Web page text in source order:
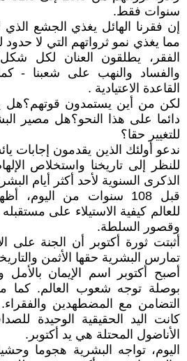
سنوات فقط.
إن فقرنا الهائل يغذي الجشع الذي
مما يغذي نمو ثرواتهم التي لا حدود
الفقر، يطلقون العنان لكل
والفساد والنهب على شعبنا -
القاعدة الاعتيادية .
لكن من أين يستمدون قوتهم؟ هل
دائما على هذا النحو؟ هل مصير
للتغيير حقا؟
ندعو أولئك الذين يقدمون إجابات
للنظر إلى تاريخنا واستخلاص
الذكرى السنوية لأحد أكثر أيام
قبل 108 سنوات من اليوم،
للعالم كيفية الاستيلاء على
وقصور السلطة.
أثبتت ثورة أكتوبر أن الجنة على
تمارس البشرية حقها الأثمن
أصبح أكتوبر اسم الإيمان بالأمل
بوصلة توجه شعوب العالم. كما
التضامن مع المضطهدين
كانت اليد الحقيقية الوحيدة
الأناضول المحتلة هي يد أكتوبر.
اليوم، تواجه البشرية هجوما